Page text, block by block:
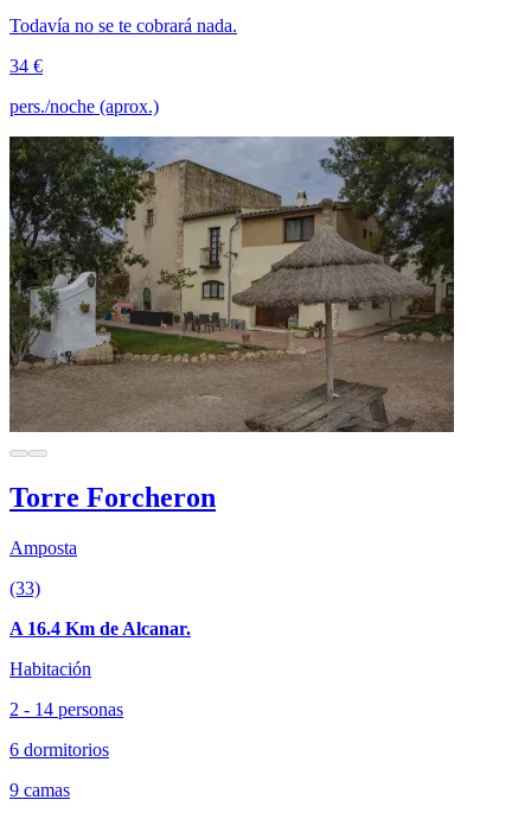
Todavía no se te cobrará nada.
34 €
pers./noche (aprox.)
Torre Forcheron
Amposta
(33)
A 16.4 Km de Alcanar.
Habitación
2 - 14 personas
6 dormitorios
9 camas